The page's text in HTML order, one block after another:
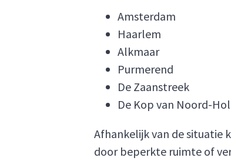
Amsterdam
Haarlem
Alkmaar
Purmerend
De Zaanstreek
De Kop van Noord-
Afhankelijk van de situatie
door beperkte ruimte of